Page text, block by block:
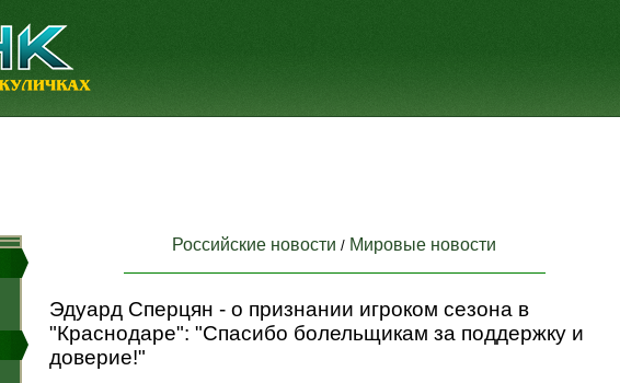
Российские новости / Мировые новости
Эдуард Сперцян - о признании игроком сезона в
"Краснодаре": "Спасибо болельщикам за поддержку и
доверие!"